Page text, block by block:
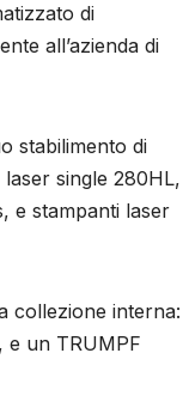
di
all’azienda di
stabilimento di
single 280HL,
e stampanti laser
collezione interna:
e un TRUMPF